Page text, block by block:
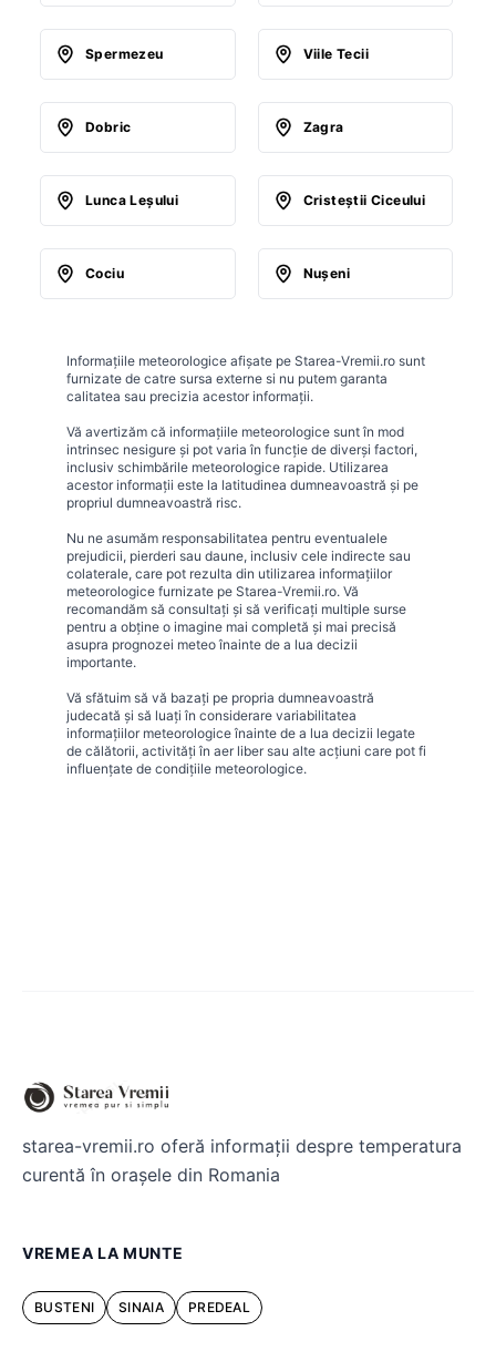
Spermezeu Viile Tecii
Dobric Zagra
Lunca Leşului Cristeştii Ciceului
Cociu Nuşeni
Informațiile meteorologice afișate pe Starea-Vremii.ro sunt
furnizate de catre sursa externe si nu putem garanta
calitatea sau precizia acestor informații.
Vă avertizăm că informațiile meteorologice sunt în mod
intrinsec nesigure și pot varia în funcție de diverși factori,
inclusiv schimbările meteorologice rapide. Utilizarea
acestor informații este la latitudinea dumneavoastră și pe
propriul dumneavoastră risc.
Nu ne asumăm responsabilitatea pentru eventualele
prejudicii, pierderi sau daune, inclusiv cele indirecte sau
colaterale, care pot rezulta din utilizarea informațiilor
meteorologice furnizate pe Starea-Vremii.ro. Vă
recomandăm să consultați și să verificați multiple surse
pentru a obține o imagine mai completă și mai precisă
asupra prognozei meteo înainte de a lua decizii
importante.
Vă sfătuim să vă bazați pe propria dumneavoastră
judecată și să luați în considerare variabilitatea
informațiilor meteorologice înainte de a lua decizii legate
de călătorii, activități în aer liber sau alte acțiuni care pot fi
influențate de condițiile meteorologice.
starea-vremii.ro oferă informații despre temperatura
curentă în orașele din Romania
VREMEA LA MUNTE
BUSTENI SINAIA PREDEAL